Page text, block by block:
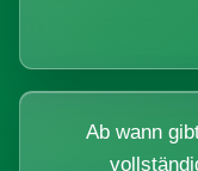
Ab wann